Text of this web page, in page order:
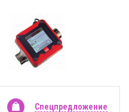
Спецпредложение